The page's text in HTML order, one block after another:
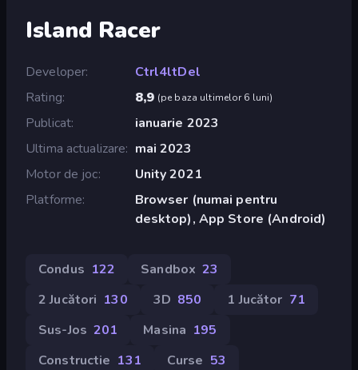
Island Racer
Developer
Ctrl4ltDel
Rating
8,9 (pe baza ultimelor 6 luni)
Publicat
ianuarie 2023
Ultima actualizare
mai 2023
Motor de joc
Unity 2021
Platforme
Browser (numai pentru
desktop), App Store (Android)
Condus 122 Sandbox 23
2 Jucători 130 3D 850 1 Jucător 71
Sus-Jos 201 Masina 195
Constructie 131 Curse 53